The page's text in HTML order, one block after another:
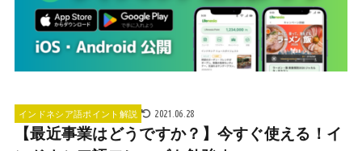
インドネシア語ポイント解説 2021.06.28
【最近事業はどうですか？】今すぐ使える！イ